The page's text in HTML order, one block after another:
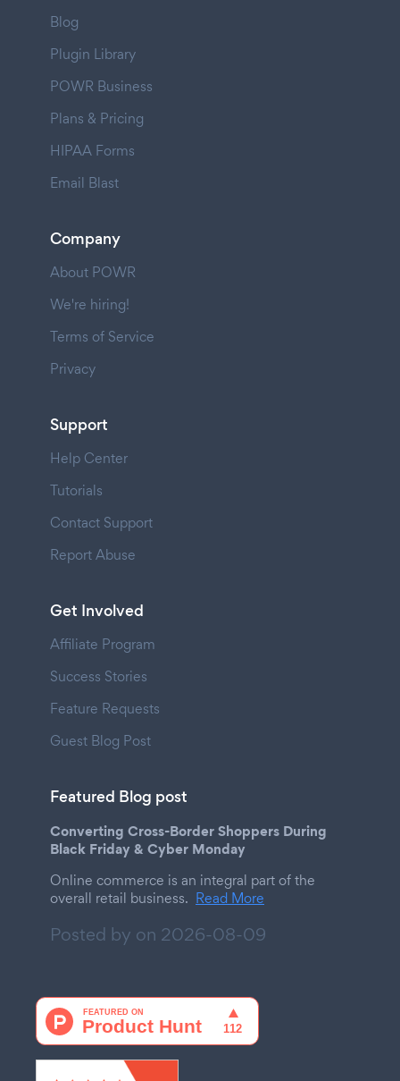
Blog
Plugin Library
POWR Business
Plans & Pricing
HIPAA Forms
Email Blast
Company
About POWR
We're hiring!
Terms of Service
Privacy
Support
Help Center
Tutorials
Contact Support
Report Abuse
Get Involved
Affiliate Program
Success Stories
Feature Requests
Guest Blog Post
Featured Blog post
Converting Cross-Border Shoppers During
Black Friday & Cyber Monday
Online commerce is an integral part of the
overall retail business. Read More
Posted by on 2026-08-09